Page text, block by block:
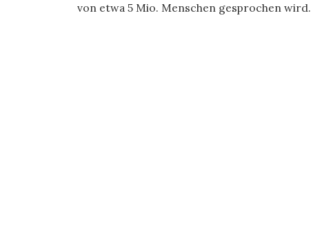
von etwa 5 Mio. Menschen gesprochen